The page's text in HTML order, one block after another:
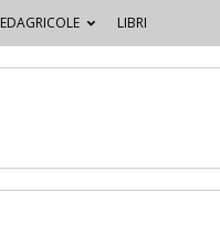
EDAGRICOLE LIBRI